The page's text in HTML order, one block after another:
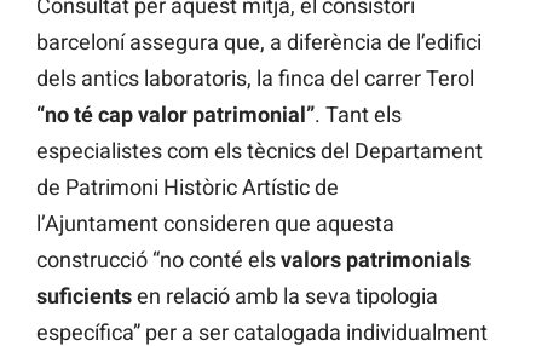
barceloní assegura que, a diferència de l’edifici
dels antics laboratoris, la finca del carrer Terol
“no té cap valor patrimonial”. Tant els
especialistes com els tècnics del Departament
de Patrimoni Històric Artístic de
l’Ajuntament consideren que aquesta
construcció “no conté elsvalors patrimonials
suficientsen relació amb la seva tipologia
específica” per a ser catalogada individualment